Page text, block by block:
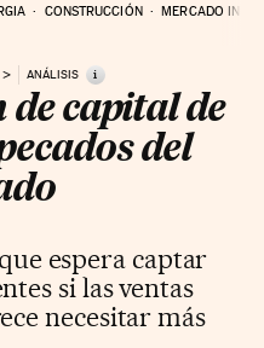
CONSTRUCCIÓN MERCADO
ANÁLISIS i
capital de
del
espera captar
si las ventas
necesitar más